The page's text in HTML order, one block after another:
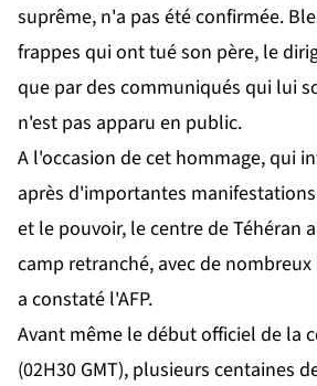
suprême, n'a pas été confirmée.
frappes qui ont tué son père, le
que par des communiqués qui lui
n'est pas apparu en public.
A l'occasion de cet hommage, qui
après d'importantes
et le pouvoir, le centre de Téhéran
camp retranché, avec de
a constaté l'AFP.
Avant même le début officiel de la
(02H30 GMT), plusieurs centaines